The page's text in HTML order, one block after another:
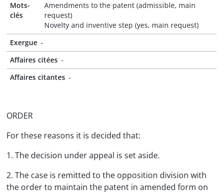
Mots-
clés
Amendments to the patent (admissible, main
request)
Novelty and inventive step (yes, main request)
Exergue -
Affaires citées -
Affaires citantes -
ORDER
For these reasons it is decided that:
1. The decision under appeal is set aside.
2. The case is remitted to the opposition division with
the order to maintain the patent in amended form on